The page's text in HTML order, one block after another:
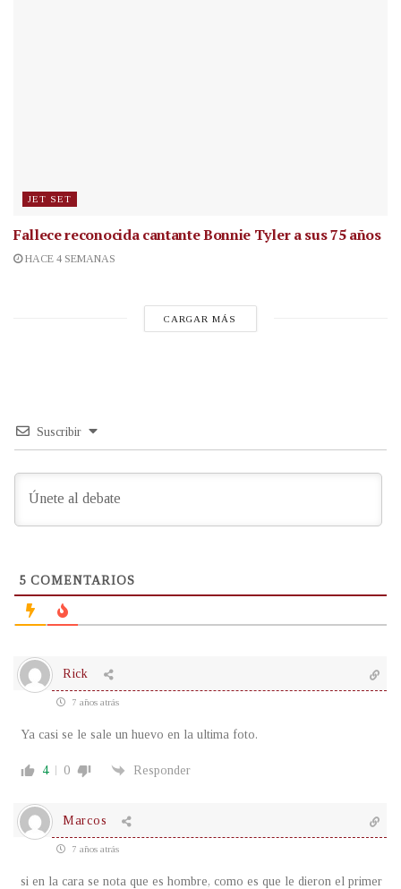
JET SET
Fallece reconocida cantanteBonnie Tyler a sus 75 años
HACE 4 SEMANAS
CARGAR MÁS
Suscribir
5 COMENTARIOS
Rick
7 años atrás
Ya casi se le sale un huevo en la ultima foto.
4 0 Responder
Marcos
7 años atrás
si en la cara se nota que es hombre, como es que le dieron el primer